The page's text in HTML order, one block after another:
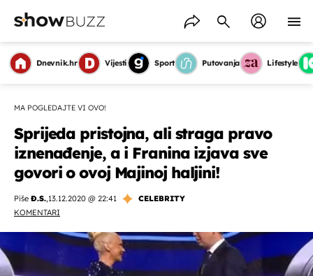
Dnevnik.hr Vijesti Sport Putovanja Lifestyle
MA POGLEDAJTE VI OVO!
Sprijeda pristojna, ali straga pravo
iznenađenje, a i Franina izjava sve
govori o ovoj Majinoj haljini!
Piše Đ.S.,13.12.2020 @ 22:41
CELEBRITY
KOMENTARI
OMOGUĆI OBAVIJESTI